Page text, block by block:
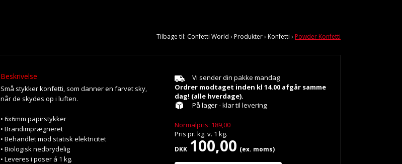
Tilbage til: Confetti World › Produkter› Konfetti › Powder Konfetti
Beskrivelse
Små stykker konfetti, som danner en farvet sky,
når de skydes op i luften.
• 6x6mm papirstykker
• Brandimprægneret
• Behandlet mod statisk elektricitet
• Biologisk nedbrydelig
• Leveres i poser á 1 kg.
Vi sender din pakke mandag
Ordrer modtaget inden kl 14.00 afgår samme
dag! (alle hverdage).
På lager - klar til levering
Normalpris: 189,00
Pris pr.kg. v. 1 kg.
DKK 100,00 (ex. moms)